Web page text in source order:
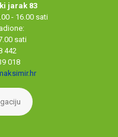
jarak 83
- 16.00 sati
sati
442
018